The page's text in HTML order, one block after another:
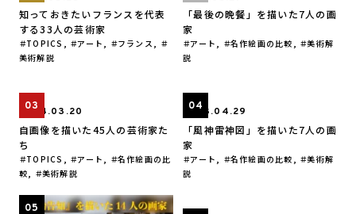
知っておきたいフランスを代表
する33人の芸術家
TOPICS アート フランス
美術解説
「最後の晩餐」を描いた7人の画
家
アート 名作絵画の比較
美術解
説
2024.03.20
自画像を描いた45人の芸術家た
ち
TOPICS アート
名作絵画の比
較
美術解説
2023.04.29
「風神雷神図」を描いた7人の画
家
アート 名作絵画の比較
美術解
説